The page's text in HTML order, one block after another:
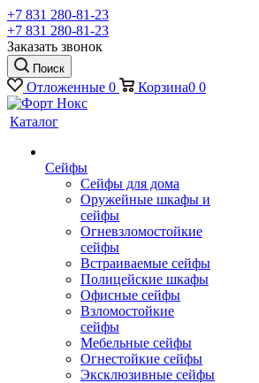
+7 831 280-81-23
+7 831 280-81-23
Заказать звонок
Поиск
Отложенные 0 Корзина0 0
Каталог
Сейфы
Сейфы для дома
Оружейные шкафы и
сейфы
Огневзломостойкие
сейфы
Встраиваемые сейфы
Полицейские шкафы
Офисные сейфы
Взломостойкие
сейфы
Мебельные сейфы
Огнестойкие сейфы
Эксклюзивные сейфы